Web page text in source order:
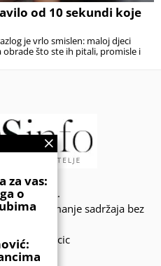
od 10 sekundi koje
je vrlo smislen: maloj djeci
što ste ih pitali, promisle i
preuzimanje sadržaja bez
Amar SIjercic
za vas:
o